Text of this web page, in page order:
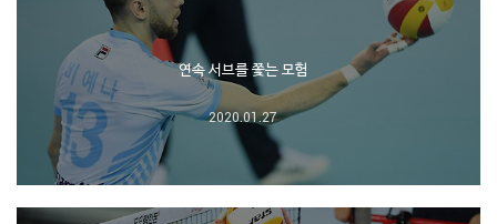
연속 서브를 쫓는 모험
2020.01.27